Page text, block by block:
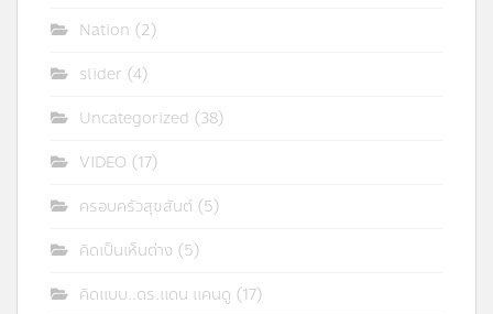
Nation (2)
slider (4)
Uncategorized (38)
VIDEO (17)
ครอบครัวสุขสันต์ (5)
คิดเป็นเห็นต่าง (5)
คิดแบบ..ดร.แดน แคนดู (17)